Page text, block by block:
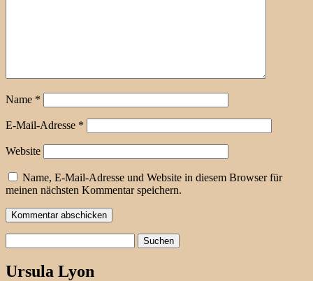
Name *
E-Mail-Adresse *
Website
Name, E-Mail-Adresse und Website in diesem Browser für
meinen nächsten Kommentar speichern.
nach:
Ursula Lyon